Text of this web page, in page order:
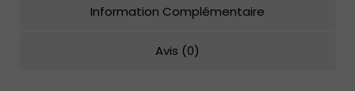
Information Complémentaire
Avis (0)